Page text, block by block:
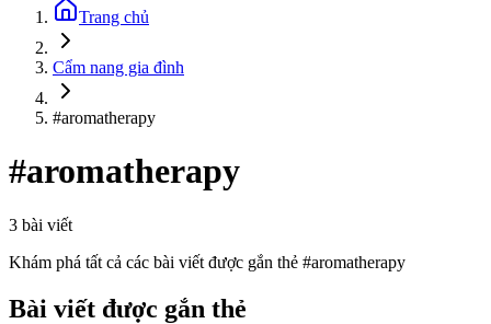
Trang chủ
Cẩm nang gia đình
#aromatherapy
#aromatherapy
3 bài viết
Khám phá tất cả các bài viết được gắn thẻ #aromatherapy
Bài viết được gắn thẻ